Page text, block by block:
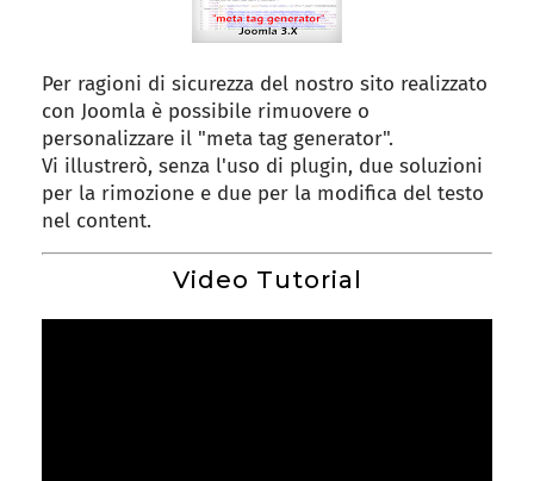
Per ragioni di sicurezza del nostro sito realizzato
con Joomla è possibile rimuovere o
personalizzare il "meta tag generator".
Vi illustrerò, senza l'uso di plugin, due soluzioni
per la rimozione e due per la modifica del testo
nel content.
Video Tutorial